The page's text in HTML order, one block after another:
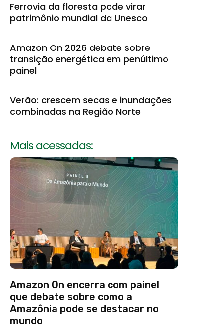
Ferrovia da floresta pode virar
patrimônio mundial da Unesco
Amazon On 2026 debate sobre
transição energética em penúltimo
painel
Verão: crescem secas e inundações
combinadas na Região Norte
Mais acessadas:
Amazon On encerra com painel
que debate sobre como a
Amazônia pode se destacar no
mundo